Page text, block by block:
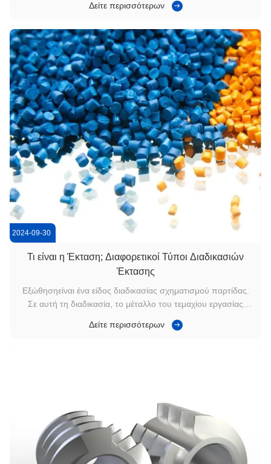
ανάγκες.Η Nanxiang MachineryΤα προϊόντα αυτά
Lerstritz, η Berstorff, η KOBE και η JSW. Δ...
Δείτε περισσότερων
2024-09-30
Τι είναι η Έκταση; Διαφορετικοί Τύποι Διαδικασιών
Έκτασης
Εξώθησηείναι ένα είδος διαδικασίας σχηματισμού παρτίδας.
Σε αυτή τη διαδικασία, το μέταλλο του τεμαχίου εργασίας
επιτευχθεί ένα συγκεκριμένο σχήμα διατομής. Εν ολίγοις, η
Δείτε περισσότερων